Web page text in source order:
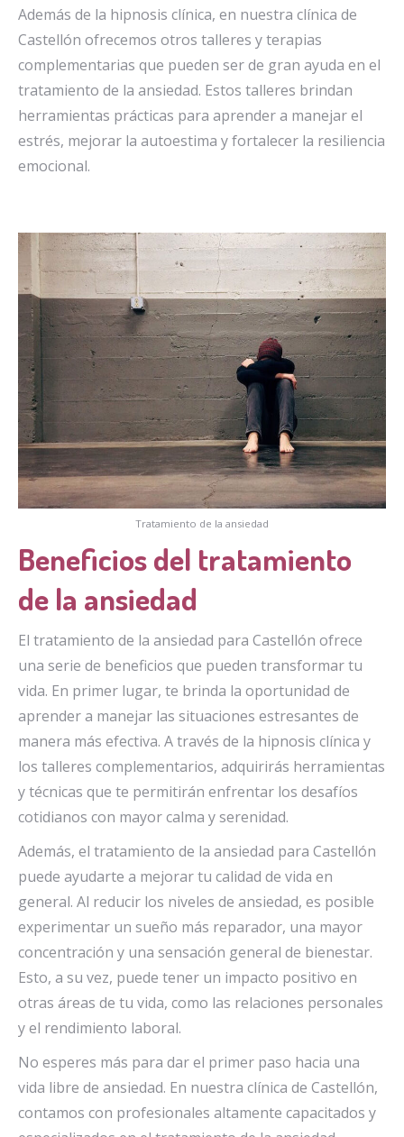
Además de la hipnosis clínica, en nuestra clínica de
Castellón ofrecemos otros talleres y terapias
complementarias que pueden ser de gran ayuda en el
tratamiento de la ansiedad. Estos talleres brindan
herramientas prácticas para aprender a manejar el
estrés, mejorar la autoestima y fortalecer la resiliencia
emocional.
Tratamiento de la ansiedad
Beneficios del tratamiento
de la ansiedad
El tratamiento de la ansiedad para Castellón ofrece
una serie de beneficios que pueden transformar tu
vida. En primer lugar, te brinda la oportunidad de
aprender a manejar las situaciones estresantes de
manera más efectiva. A través de la hipnosis clínica y
los talleres complementarios, adquirirás herramientas
y técnicas que te permitirán enfrentar los desafíos
cotidianos con mayor calma y serenidad.
Además, el tratamiento de la ansiedad para Castellón
puede ayudarte a mejorar tu calidad de vida en
general. Al reducir los niveles de ansiedad, es posible
experimentar un sueño más reparador, una mayor
concentración y una sensación general de bienestar.
Esto, a su vez, puede tener un impacto positivo en
otras áreas de tu vida, como las relaciones personales
y el rendimiento laboral.
No esperes más para dar el primer paso hacia una
vida libre de ansiedad. En nuestra clínica de Castellón,
contamos con profesionales altamente capacitados y